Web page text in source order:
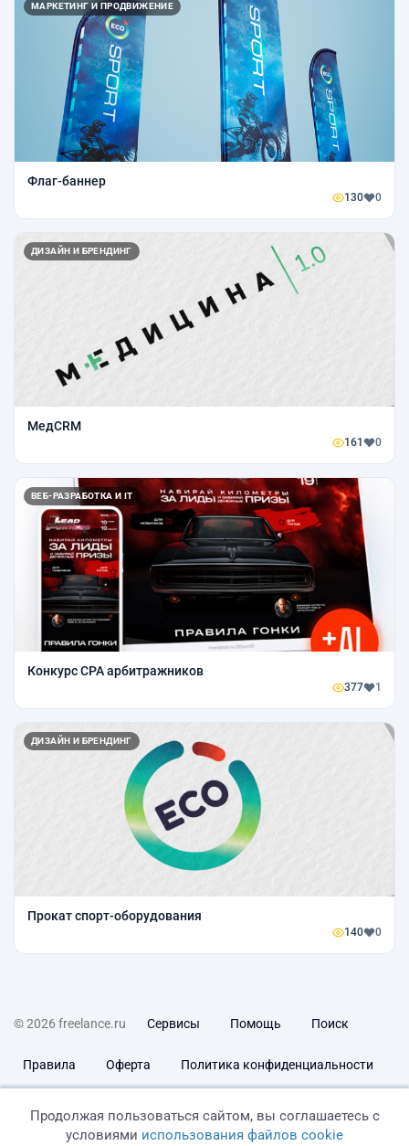
МАРКЕТИНГ И ПРОДВИЖЕНИЕ
Флаг-баннер
130 0
ДИЗАЙН И БРЕНДИНГ
МедCRM
161 0
ВЕБ-РАЗРАБОТКА И IT
Конкурс CPA арбитражников
377 1
ДИЗАЙН И БРЕНДИНГ
Прокат спорт-оборудования
140 0
© 2026 freelance.ru Сервисы Помощь Поиск
Правила Оферта Политика конфиденциальности
Продолжая пользоваться сайтом, вы соглашаетесь с
условиями использования файлов cookie